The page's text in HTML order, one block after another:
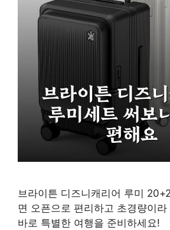
브라이튼 디즈니캐리어 루미
면 오픈으로 편리하고 초경량이
바로 특별한 여행을 준비하세요!